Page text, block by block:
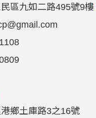
區九如二路495號9樓
鄉土庫路3之16號